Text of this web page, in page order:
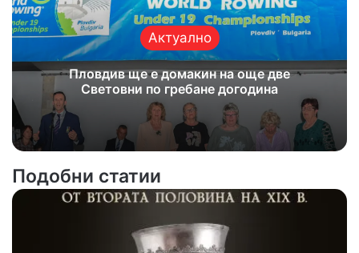
Актуално
Пловдив ще е домакин на още две
Световни по гребане догодина
Подобни статии